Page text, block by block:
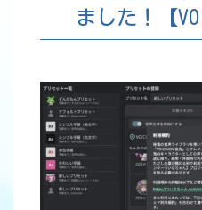
ました！【